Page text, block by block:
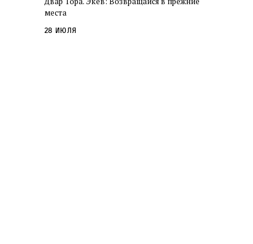
слово в переводе Библии
места
28 июля